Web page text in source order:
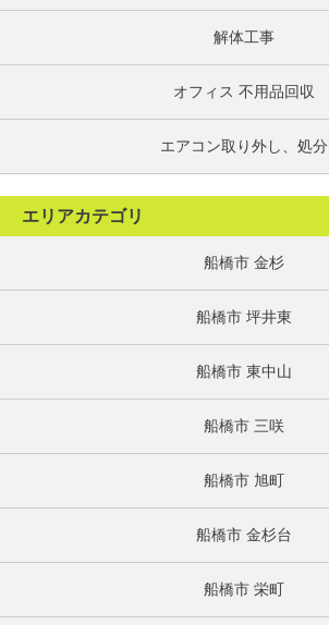
解体工事
オフィス 不用品回収
エアコン取り外し、処分
エリアカテゴリ
船橋市 金杉
船橋市 坪井東
船橋市 東中山
船橋市 三咲
船橋市 旭町
船橋市 金杉台
船橋市 栄町